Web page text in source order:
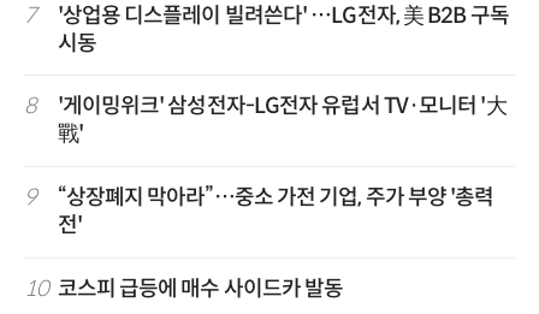
7
'상업용 디스플레이 빌려쓴다' …LG전자, 美 B2B 구독
시동
8
'게이밍위크' 삼성전자-LG전자 유럽서 TV·모니터 '大
戰'
9
“상장폐지 막아라”…중소 가전 기업, 주가 부양 '총력
전'
10 코스피 급등에 매수 사이드카 발동